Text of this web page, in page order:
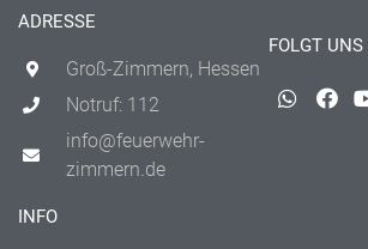
ADRESSE
Groß-Zimmern, Hessen
Notruf: 112
info@feuerwehr-
zimmern.de
FOLGT
INFO